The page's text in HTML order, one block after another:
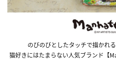
のびのびとしたタッチで描かれ
猫好きにはたまらない人気ブランド【